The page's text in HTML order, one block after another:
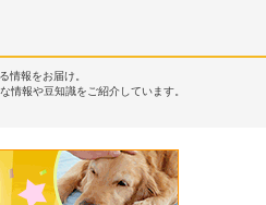
情報をお届け。
情報や豆知識をご紹介しています。